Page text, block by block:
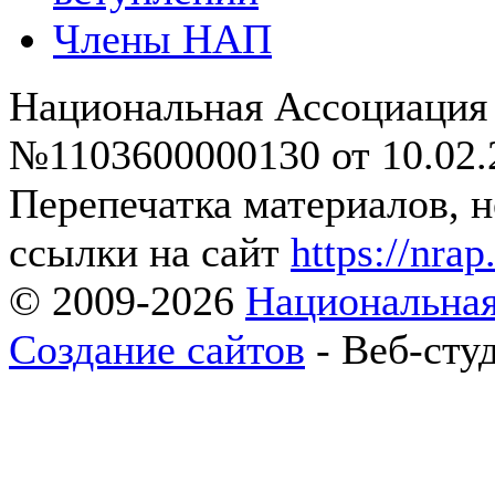
Члены НАП
Национальная
№1103600000130 от
Перепечатка материалов,
ссылки на сайт https://
© 2009-2026
Создание сайтов - Веб-